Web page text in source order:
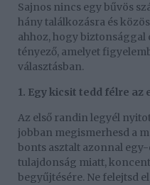
Sajnos nincs egy bűvös
hány találkozásra és
ahhoz, hogy biztonsággal
tényező, amelyet
választásban.
1. Egy kicsit tedd félre az
Az első randin legyél
jobban megismerhesd a
bonts asztalt azonnal
tulajdonság miatt,
begyűjtésére. Ne felejtsd